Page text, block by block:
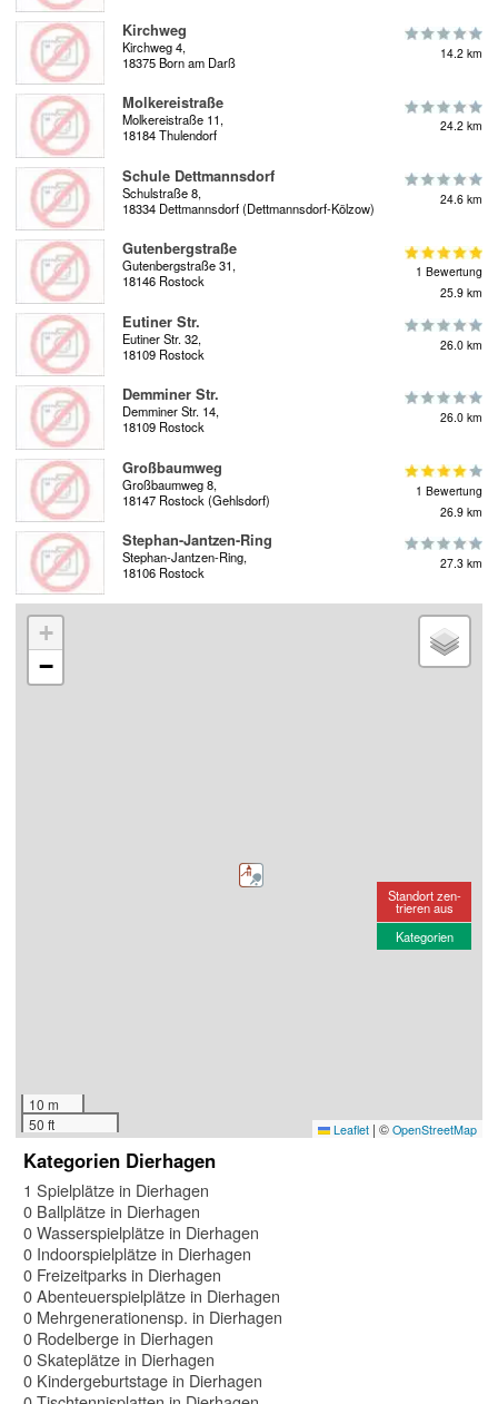
Kirchweg
Kirchweg 4,
18375 Born am Darß
14.2 km
Molkereistraße
Molkereistraße 11,
18184 Thulendorf
24.2 km
Schule Dettmannsdorf
Schulstraße 8,
18334 Dettmannsdorf (Dettmannsdorf-Kölzow)
24.6 km
Gutenbergstraße
Gutenbergstraße 31,
18146 Rostock
1 Bewertung
25.9 km
Eutiner Str.
Eutiner Str. 32,
18109 Rostock
26.0 km
Demminer Str.
Demminer Str. 14,
18109 Rostock
26.0 km
Großbaumweg
Großbaumweg 8,
18147 Rostock (Gehlsdorf)
1 Bewertung
26.9 km
Stephan-Jantzen-Ring
Stephan-Jantzen-Ring,
18106 Rostock
27.3 km
+
−
10 m
50 ft
Leaflet | © OpenStreetMap
Standort zen-
trieren aus
Kategorien
Kategorien Dierhagen
1 Spielplätze in Dierhagen
0 Ballplätze in Dierhagen
0 Wasserspielplätze in Dierhagen
0 Indoorspielplätze in Dierhagen
0 Freizeitparks in Dierhagen
0 Abenteuerspielplätze in Dierhagen
0 Mehrgenerationensp. in Dierhagen
0 Rodelberge in Dierhagen
0 Skateplätze in Dierhagen
0 Kindergeburtstage in Dierhagen